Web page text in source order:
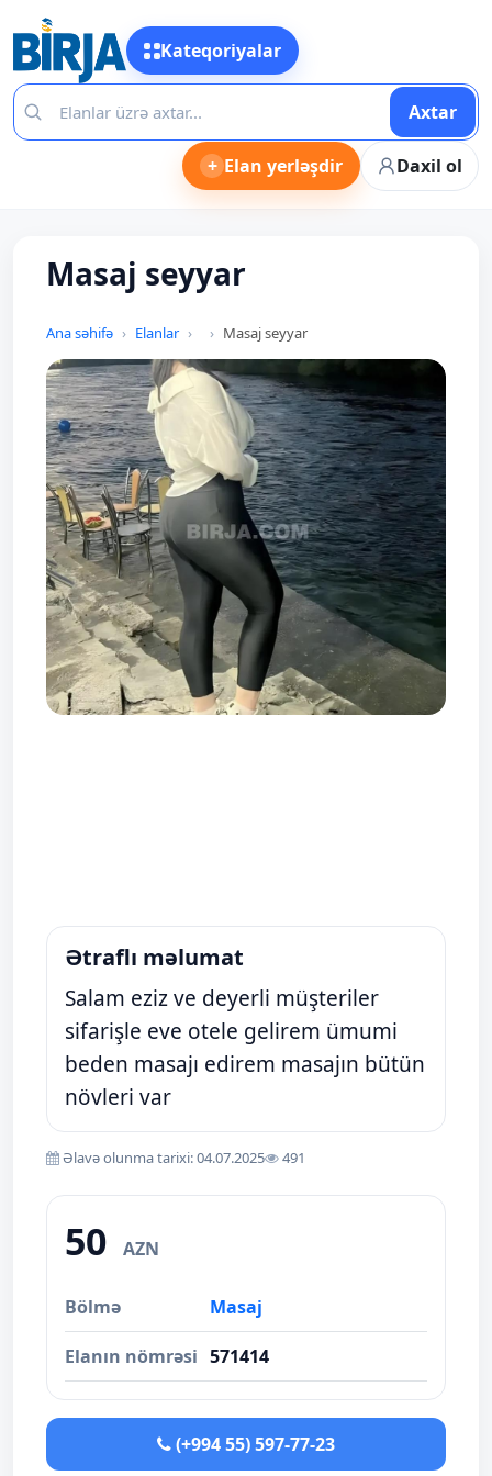
Kateqoriyalar
Axtar
+ Elan yerləşdir Daxil ol
Masaj seyyar
Ana səhifə Elanlar Masaj seyyar
Ətraflı məlumat
Salam eziz ve deyerli müşteriler
sifarişle eve otele gelirem ümumi
beden masajı edirem masajın bütün
növleri var
Əlavə olunma tarixi: 04.07.2025 491
50 AZN
Bölmə Masaj
Elanın nömrəsi 571414
(+994 55) 597-77-23